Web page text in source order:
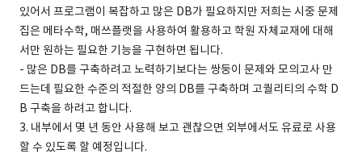
있어서 프로그램이 복잡하고 많은 DB가 필요하지만 저희는 시중 문제
집은 메타수학, 매쓰플랫을 사용하여 활용하고 학원 자체교재에 대해
서만 원하는 필요한 기능을 구현하면 됩니다.
- 많은 DB를 구축하려고 노력하기보다는 쌍둥이 문제와 모의고사 만
드는데 필요한 수준의 적절한 양의 DB를 구축하며 고퀄리티의 수학 D
B 구축을 하려고 합니다.
3. 내부에서 몇 년 동안 사용해 보고 괜찮으면 외부에서도 유료로 사용
할 수 있도록 할 예정입니다.